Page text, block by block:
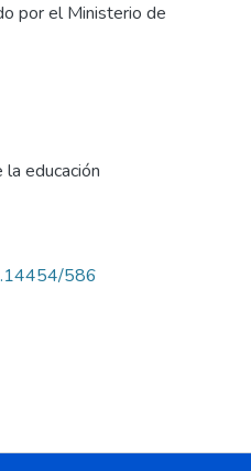
por el Ministerio de
la educación
586